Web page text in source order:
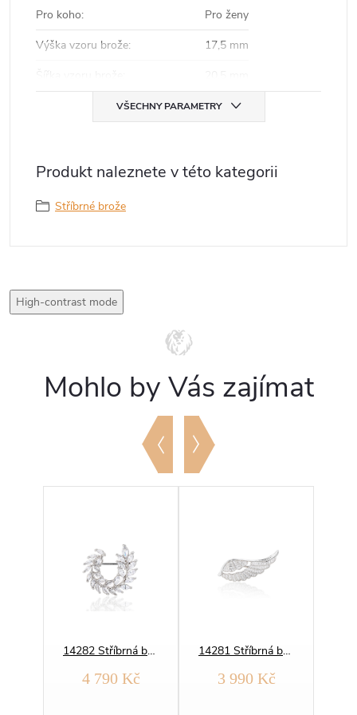
Pro koho:
Pro ženy
Výška vzoru brože:
17,5 mm
VŠECHNY PARAMETRY
Produkt naleznete v této kategorii
Stříbrné brože
High-contrast mode
Mohlo by Vás zajímat
14282 Stříbrná brož VAVŘÍNOVÁ VĚTVIČKA
4 790 Kč
14281 Stříbrná brož ANDĚLSKÉ KŘÍDLO
3 990 Kč